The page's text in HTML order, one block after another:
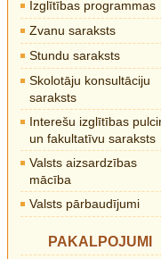
Izglītības programmas
Zvanu saraksts
Stundu saraksts
Skolotāju konsultāciju
saraksts
Interešu izglītības
un fakultatīvu saraksts
Valsts aizsardzības
mācība
Valsts pārbaudījumi
PAKALPOJUMI